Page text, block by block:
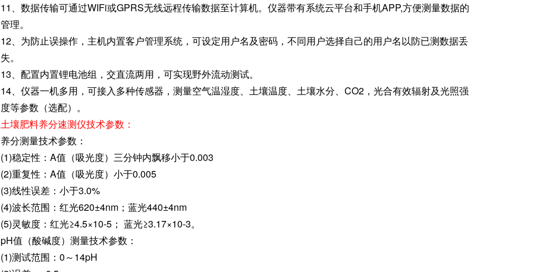
11、数据传输可通过WIFi或GPRS无线远程传输数据至计算机。仪器带有系统云平台和手机APP,方便测量数据的
管理。
12、为防止误操作，主机内置客户管理系统，可设定用户名及密码，不同用户选择自己的用户名以防已测数据丢
失。
13、配置内置锂电池组，交直流两用，可实现野外流动测试。
14、仪器一机多用，可接入多种传感器，测量空气温湿度、土壤温度、土壤水分、CO2，光合有效辐射及光照强
度等参数（选配）。
土壤肥料养分速测仪技术参数：
养分测量技术参数：
(1)稳定性：A值（吸光度）三分钟内飘移小于0.003
(2)重复性：A值（吸光度）小于0.005
(3)线性误差：小于3.0%
(4)波长范围：红光620±4nm；蓝光440±4nm
(5)灵敏度：红光≥4.5×10-5； 蓝光≥3.17×10-3。
pH值（酸碱度）测量技术参数：
(1)测试范围：0～14pH